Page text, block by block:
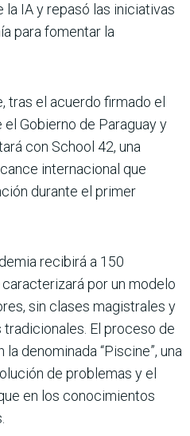
IA y repasó las iniciativas
para fomentar la
tras el acuerdo firmado el
Gobierno de Paraguay y
con School 42, una
internacional que
durante el primer
recibirá a 150
por un modelo
sin clases magistrales y
El proceso de
denominada “Piscine”, una
de problemas y el
en los conocimientos